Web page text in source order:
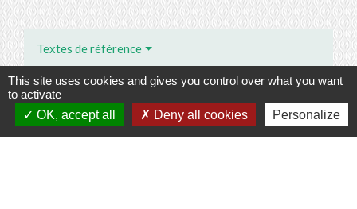
Textes de référence
Services en ligne et formulaires
This site uses cookies and gives you control over what you want
to activate
OK, accept all
Deny all cookies Personalize